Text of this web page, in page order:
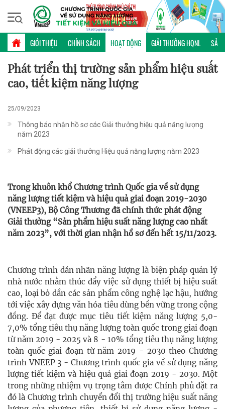
GIỚI THIỆU CHÍNH SÁCH HOẠT ĐỘNG GIẢI THƯỞNG HQNL SẢN
Thứ ba, 11/08/2026 | 02:53 GMT+7
HOẠT ĐỘNG
Phát triển thị trường sản phẩm hiệu suất
cao, tiết kiệm năng lượng
25/09/2023
Thông báo nhận hồ sơ các Giải thưởng hiệu quả năng lượng
năm 2023
Phát động các giải thưởng Hiệu quả năng lượng năm 2023
Trong khuôn khổ Chương trình Quốc gia về sử dụng
năng lượng tiết kiệm và hiệu quả giai đoạn 2019-2030
(VNEEP3), Bộ Công Thương đã chính thức phát động
Giải thưởng “Sản phẩm hiệu suất năng lượng cao nhất
năm 2023”, với thời gian nhận hồ sơ đến hết 15/11/2023.
Chương trình dán nhãn năng lượng là biện pháp quản lý
nhà nước nhằm thúc đẩy việc sử dụng thiết bị hiệu suất
cao, loại bỏ dần các sản phẩm công nghệ lạc hậu, hướng
tới việc xây dựng văn hóa tiêu dùng bền vững trong cộng
đồng. Để đạt được mục tiêu tiết kiệm năng lượng 5,0-
7,0% tổng tiêu thụ năng lượng toàn quốc trong giai đoạn
từ năm 2019 - 2025 và 8 - 10% tổng tiêu thụ năng lượng
toàn quốc giai đoạn từ năm 2019 - 2030 theo Chương
trình VNEEP 3 - Chương trình quốc gia về sử dụng năng
lượng tiết kiệm và hiệu quả giai đoạn 2019 - 2030. Một
trong những nhiệm vụ trọng tâm được Chính phủ đặt ra
đó là Chương trình chuyển đổi thị trường hiệu suất năng